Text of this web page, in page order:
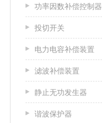
功率因数补偿控制器
投切开关
电力电容补偿装置
滤波补偿装置
静止无功发生器
谐波保护器